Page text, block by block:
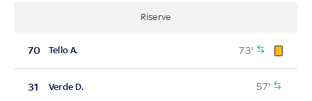
Riserve
70 Tello A. 73'
31 Verde D. 57'